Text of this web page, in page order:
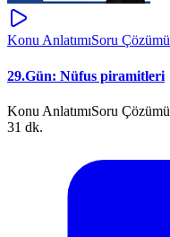
Konu AnlatımıSoru Çözümü
29.Gün: Nüfus piramitleri
Konu AnlatımıSoru Çözümü
31 dk.